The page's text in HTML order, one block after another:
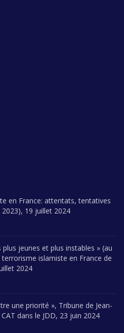
en France: attentats, tentatives
19 juillet 2024
jeunes et plus instables » (au
terrorisme islamiste en France de
2024
une priorité », Tribune de Jean-
dans le JDD, 23 juin 2024